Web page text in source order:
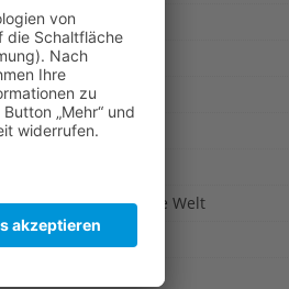
Hochwasser
Ideen-Reich
Italien
Japan
Kulinarisch um die Welt
Kultur